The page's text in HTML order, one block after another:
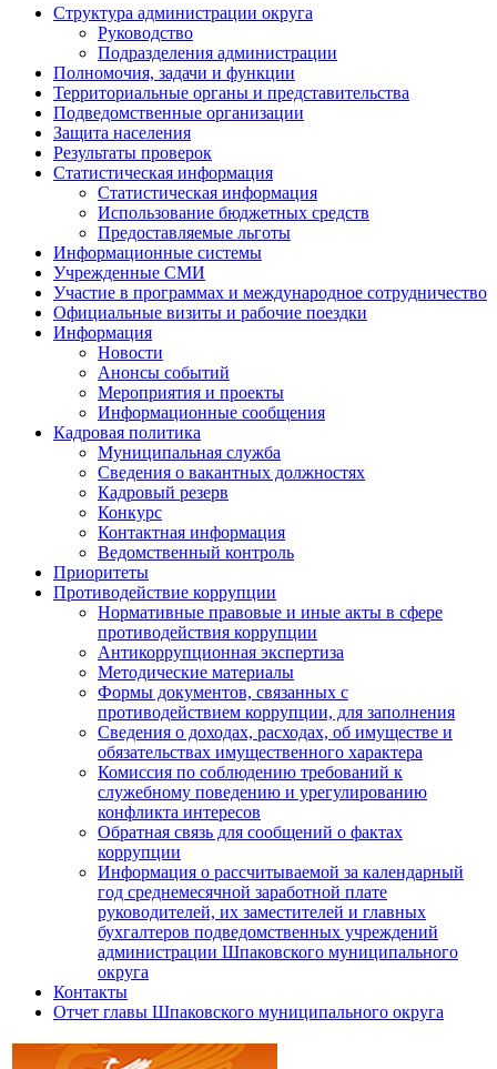
Структура администрации округа
Руководство
Подразделения администрации
Полномочия, задачи и функции
Территориальные органы и представительства
Подведомственные организации
Защита населения
Результаты проверок
Статистическая информация
Статистическая информация
Использование бюджетных средств
Предоставляемые льготы
Информационные системы
Учрежденные СМИ
Участие в программах и международное сотрудничество
Официальные визиты и рабочие поездки
Информация
Новости
Анонсы событий
Мероприятия и проекты
Информационные сообщения
Кадровая политика
Муниципальная служба
Сведения о вакантных должностях
Кадровый резерв
Конкурс
Контактная информация
Ведомственный контроль
Приоритеты
Противодействие коррупции
Нормативные правовые и иные акты в сфере
противодействия коррупции
Антикоррупционная экспертиза
Методические материалы
Формы документов, связанных с
противодействием коррупции, для заполнения
Сведения о доходах, расходах, об имуществе и
обязательствах имущественного характера
Комиссия по соблюдению требований к
служебному поведению и урегулированию
конфликта интересов
Обратная связь для сообщений о фактах
коррупции
Информация о рассчитываемой за календарный
год среднемесячной заработной плате
руководителей, их заместителей и главных
бухгалтеров подведомственных учреждений
администрации Шпаковского муниципального
округа
Контакты
Отчет главы Шпаковского муниципального округа